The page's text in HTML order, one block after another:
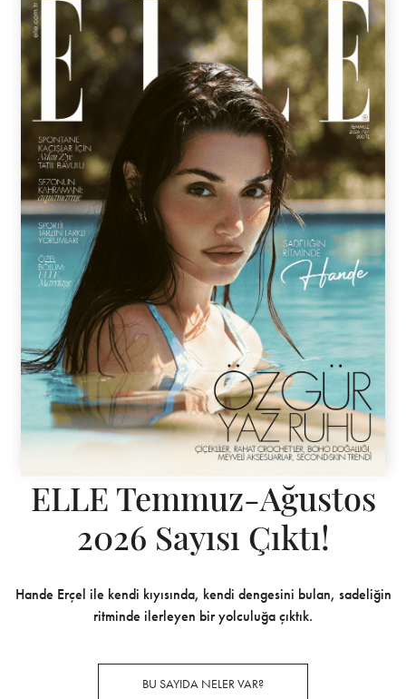
ELLE Temmuz-Ağustos
2026 Sayısı Çıktı!
Hande Erçel ile kendi kıyısında, kendi dengesini bulan, sadeliğin
ritminde ilerleyen bir yolculuğa çıktık.
BU SAYIDA NELER VAR?